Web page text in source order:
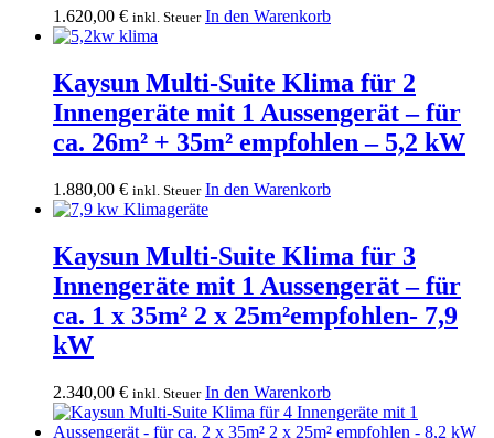
1.620,00 € inkl. Steuer In den Warenkorb
Kaysun Multi-Suite Klima für 2
Innengeräte mit 1 Aussengerät – für
ca. 26m² + 35m² empfohlen – 5,2 kW
1.880,00 € inkl. Steuer In den Warenkorb
Kaysun Multi-Suite Klima für 3
Innengeräte mit 1 Aussengerät – für
ca. 1 x 35m² 2 x 25m²empfohlen- 7,9
kW
2.340,00 € inkl. Steuer In den Warenkorb